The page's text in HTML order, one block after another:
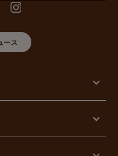
手段の整備、漏えい
状況の把握及び安全
措置を講じていま
ついて、従業員に定
ております。
及び電子媒体等の盗
合の漏えい等の防
ース